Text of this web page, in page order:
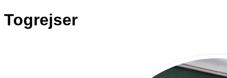
Togrejser